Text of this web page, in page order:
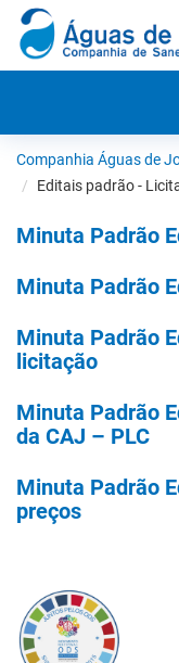
Companhia Águas de
Editais padrão -
Minuta Padrão
Minuta Padrão
Minuta Padrão
licitação
Minuta Padrão
da CAJ – PLC
Minuta Padrão
preços